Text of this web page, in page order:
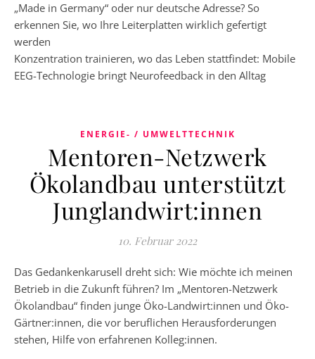
„Made in Germany“ oder nur deutsche Adresse? So
erkennen Sie, wo Ihre Leiterplatten wirklich gefertigt
werden
Konzentration trainieren, wo das Leben stattfindet: Mobile
EEG-Technologie bringt Neurofeedback in den Alltag
ENERGIE- / UMWELTTECHNIK
Mentoren-Netzwerk
Ökolandbau unterstützt
Junglandwirt:innen
10. Februar 2022
Das Gedankenkarusell dreht sich: Wie möchte ich meinen
Betrieb in die Zukunft führen? Im „Mentoren-Netzwerk
Ökolandbau“ finden junge Öko-Landwirt:innen und Öko-
Gärtner:innen, die vor beruflichen Herausforderungen
stehen, Hilfe von erfahrenen Kolleg:innen.